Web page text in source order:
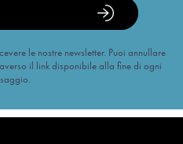
le nostre newsletter. Puoi annullare
il link disponibile alla fine di ogni